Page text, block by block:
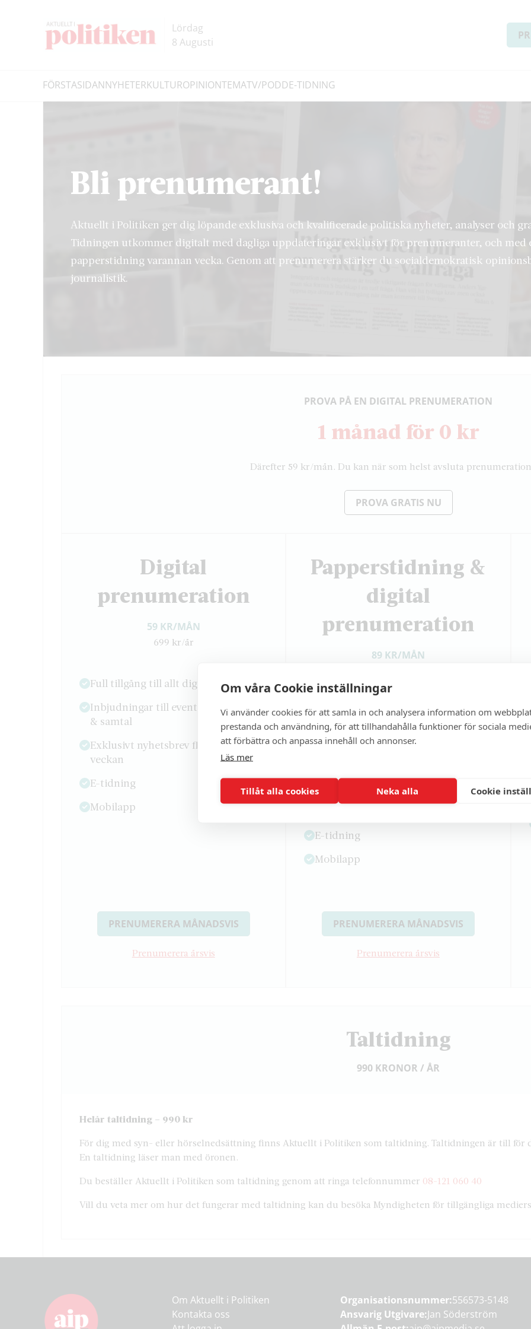
Om våra Cookie inställningar
Vi använder cookies för att samla in och analysera information om
prestanda och användning, för att tillhandahålla funktioner för sociala
att förbättra och anpassa innehåll och annonser.
Läs mer
Tillåt alla cookies Neka alla Cookie
Lördag
8 Augusti
FÖRSTASIDANNYHETERKULTUROPINIONTEMATV/PODDE-TIDNING
Bli prenumerant!
Aktuellt i Politiken ger dig löpande exklusiva och kvalificerade politiska nyheter, analyser och
Tidningen utkommer digitalt med dagliga uppdateringar exklusivt för prenumeranter, och med
papperstidning varannan vecka. Genom att prenumerera stärker du socialdemokratisk
journalistik.
PROVA PÅ EN DIGITAL PRENUMERATION
1 månad för 0 kr
Därefter 59 kr/mån. Du kan när som helst avsluta
PROVA GRATIS NU
Digital
prenumeration
59 KR/MÅN
699 kr/år
Full tillgång till allt digitalt innehåll
Inbjudningar till event, seminarium
& samtal
Exklusivt nyhetsbrev flera gånger i
veckan
E-tidning
Mobilapp
PRENUMERERA MÅNADSVIS
Prenumerera årsvis
Papperstidning &
digital
prenumeration
89 KR/MÅN
Full tillgång till allt digitalt innehåll
Papperstidning hem varannan vecka
Exklusivt nyhetsbrev flera gånger i
E-tidning
Mobilapp
PRENUMERERA MÅNADSVIS
Prenumerera årsvis
Taltidning
990 KRONOR / ÅR
Helår taltidning – 990 kr
För dig med syn- eller hörselnedsättning finns Aktuellt i Politiken som taltidning. Taltidningen är till för
En taltidning läser man med öronen.
Du beställer Aktuellt i Politiken som taltidning genom att ringa telefonnummer 08-121 060 40
Vill du veta mer om hur det fungerar med taltidning kan du besöka Myndigheten för tillgängliga
Om Aktuellt i Politiken
Kontakta oss
Organisationsnummer:556573-5148
Ansvarig Utgivare:Jan Söderström